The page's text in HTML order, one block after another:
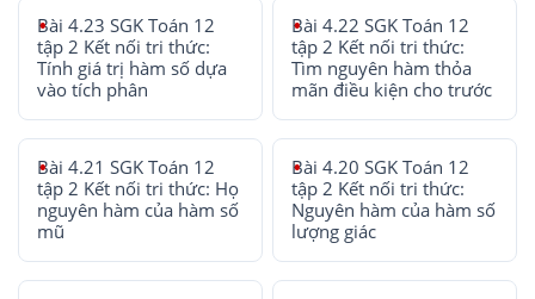
Bài 4.23 SGK Toán 12
tập 2 Kết nối tri thức:
Tính giá trị hàm số dựa
vào tích phân
Bài 4.22 SGK Toán 12
tập 2 Kết nối tri thức:
Tìm nguyên hàm thỏa
mãn điều kiện cho trước
Bài 4.21 SGK Toán 12
tập 2 Kết nối tri thức: Họ
nguyên hàm của hàm số
mũ
Bài 4.20 SGK Toán 12
tập 2 Kết nối tri thức:
Nguyên hàm của hàm số
lượng giác